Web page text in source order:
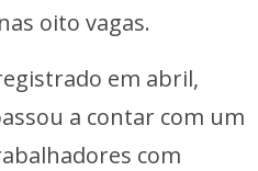
oito vagas.
em abril,
a contar com um
com